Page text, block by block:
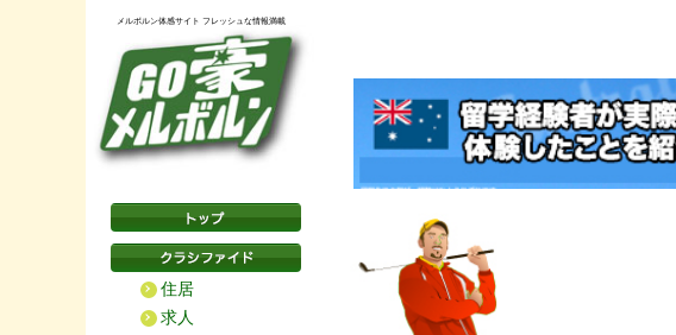
メルボルン体感サイト フレッシュな情報満載
住居
求人